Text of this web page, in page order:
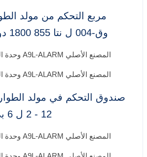
وق-004 ل نتا 855 1800 دورة في الدقيقة
12 - 2 ل 6 بي تي 5.9-د (م)